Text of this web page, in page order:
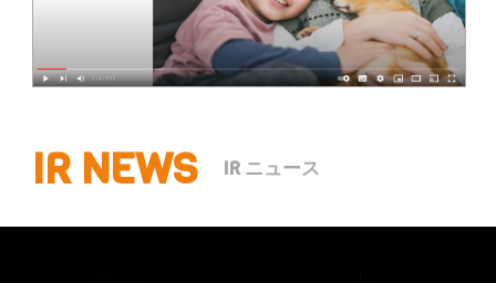
IR NEWS IR ニュース